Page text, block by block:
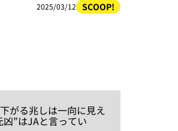
2025/03/12 SCOOP!
がる兆しは一向に見え
”はJAと言ってい